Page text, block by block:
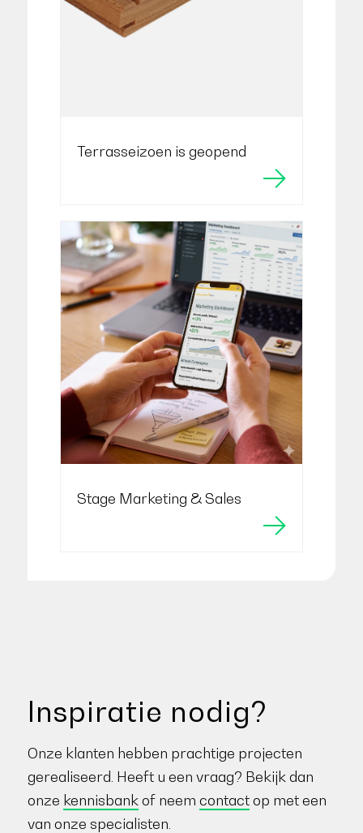
Terrasseizoen is geopend
Stage Marketing & Sales
Inspiratie nodig?
Onze klanten hebben prachtige projecten
gerealiseerd. Heeft u een vraag? Bekijk dan
onze kennisbankof neem contactop met een
van onze specialisten.